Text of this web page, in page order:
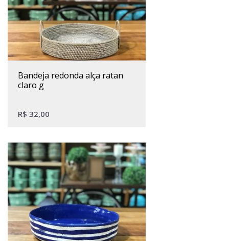
bandeja redonda alça ratan
claro g
R$ 32,00